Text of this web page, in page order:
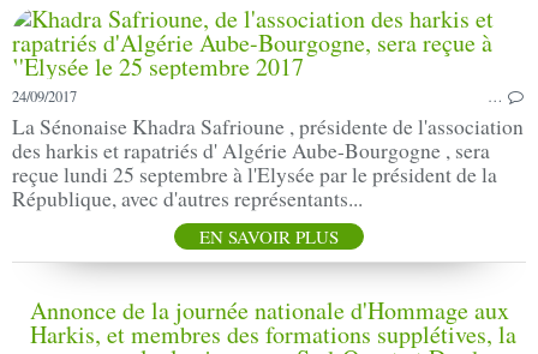
24/09/2017 …
La Sénonaise Khadra Safrioune , présidente de l'association
des harkis et rapatriés d' Algérie Aube-Bourgogne , sera
reçue lundi 25 septembre à l'Elysée par le président de la
République, avec d'autres représentants...
EN SAVOIR PLUS
Annonce de la journée nationale d'Hommage aux
Harkis, et membres des formations supplétives, la